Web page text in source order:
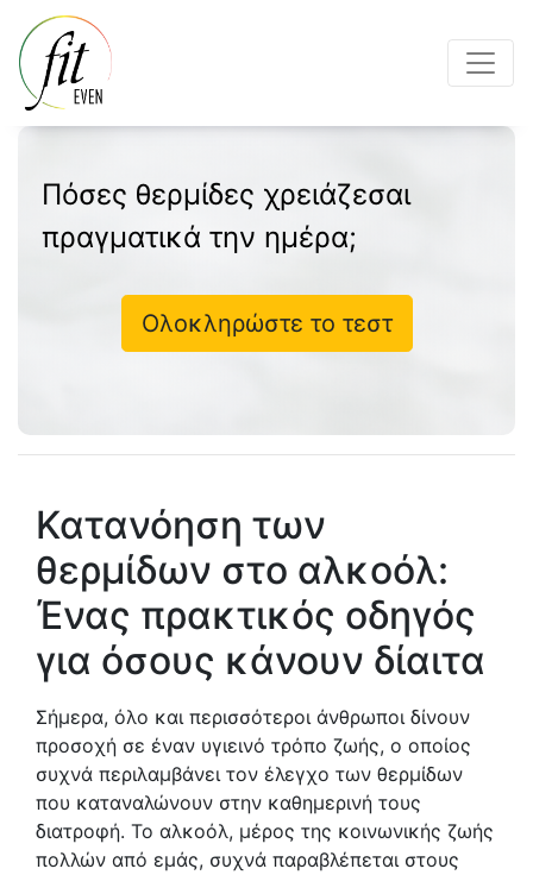
Πόσες θερμίδες χρειάζεσαι
πραγματικά την ημέρα;
Ολοκληρώστε το τεστ
Κατανόηση των
θερμίδων στο αλκοόλ:
Ένας πρακτικός οδηγός
για όσους κάνουν δίαιτα
Σήμερα, όλο και περισσότεροι άνθρωποι δίνουν
προσοχή σε έναν υγιεινό τρόπο ζωής, ο οποίος
συχνά περιλαμβάνει τον έλεγχο των θερμίδων
που καταναλώνουν στην καθημερινή τους
διατροφή. Το αλκοόλ, μέρος της κοινωνικής ζωής
πολλών από εμάς, συχνά παραβλέπεται στους